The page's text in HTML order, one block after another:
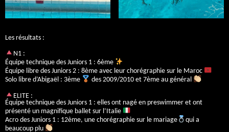
Les résultats :
N1 :
Équipe technique des Juniors 1 : 6ème
Équipe libre des Juniors 2 : 8ème avec leur chorégraphie sur le Maroc
Solo libre d’Abigaël : 3ème
des 2009/2010 et 7ème au général
ELITE :
Équipe technique des Juniors 1 : elles ont nagé en preswimmer et ont
présenté un magnifique ballet sur l’Italie
Acro des Juniors 1 : 12ème, une chorégraphie sur le mariage
qui a
beaucoup plu